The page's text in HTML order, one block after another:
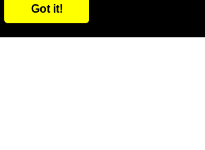
Mehr anzeigen
+886 4-23585299
Got it!